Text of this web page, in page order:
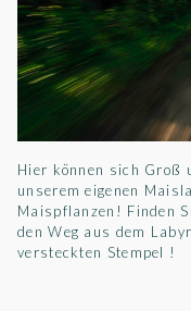
Hier können sich Groß
unserem eigenen
Maispflanzen! Finden
den Weg aus dem
versteckten Stempel !